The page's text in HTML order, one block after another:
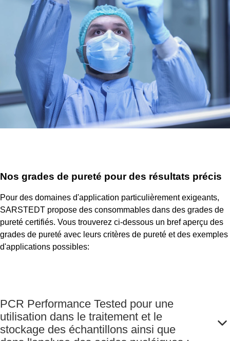
Nos grades de pureté pour des résultats précis
Pour des domaines d'application particulièrement exigeants,
SARSTEDT propose des consommables dans des grades de
pureté certifiés. Vous trouverez ci-dessous un bref aperçu des
grades de pureté avec leurs critères de pureté et des exemples
d'applications possibles:
PCR Performance Tested pour une
utilisation dans le traitement et le
stockage des échantillons ainsi que